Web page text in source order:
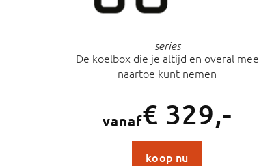
series
De koelbox die je altijd en overal mee
naartoe kunt nemen
vanaf€ 329,-
koop nu